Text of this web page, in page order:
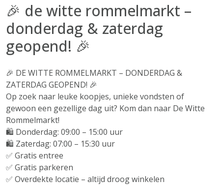
🎉 de witte rommelmarkt –
donderdag & zaterdag
geopend! 🎉
🎉 DE WITTE ROMMELMARKT – DONDERDAG &
ZATERDAG GEOPEND! 🎉
Op zoek naar leuke koopjes, unieke vondsten of
gewoon een gezellige dag uit? Kom dan naar De Witte
Rommelmarkt!
🛍️ Donderdag: 09:00 – 15:00 uur
🛍️ Zaterdag: 07:00 – 15:30 uur
✅ Gratis entree
✅ Gratis parkeren
✅ Overdekte locatie – altijd droog winkelen